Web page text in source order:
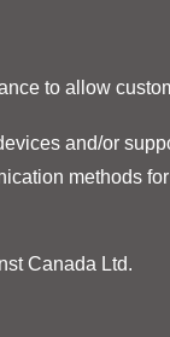
to allow
and/or
methods
Canada Ltd.